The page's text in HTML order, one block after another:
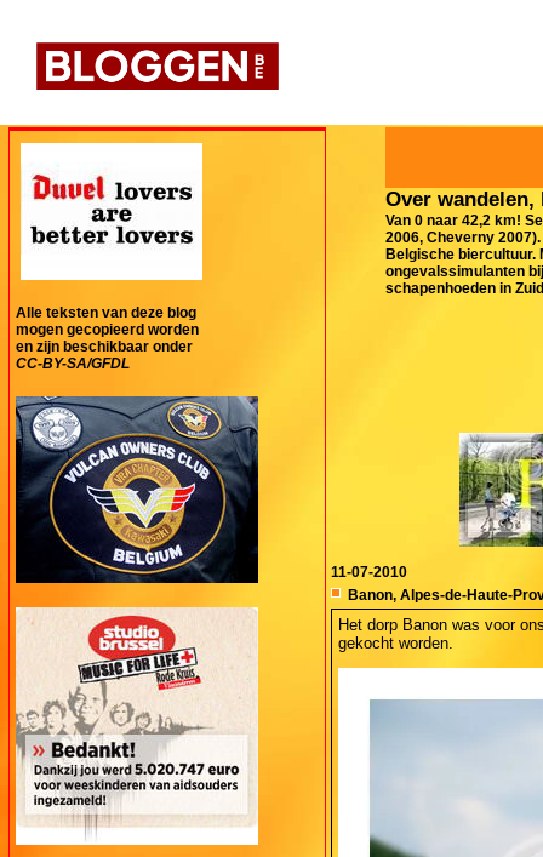
Alle teksten van deze blog
mogen gecopieerd worden
en zijn beschikbaar onder
CC-BY-SA/GFDL
Over
Van 0 naar 42,2 km!
2006, Cheverny
Belgische biercultuur.
ongevalssimulanten
schapenhoeden in
11-07-2010
Banon, Alpes-de-Haute-
Het dorp Banon was voor
gekocht worden.